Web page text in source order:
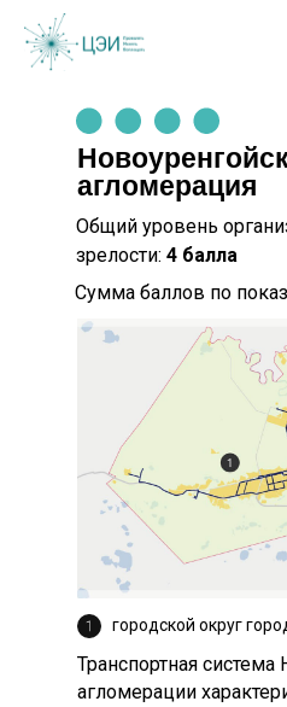
агломерация
Общий уровень
зрелости: 4 балла
Сумма баллов по
Транспортная
агломерации
городской округ